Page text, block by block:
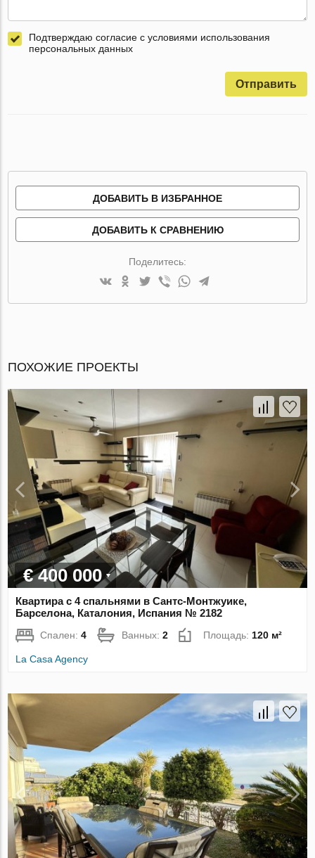
Подтверждаю согласие с условиями использования
персональных данных
Отправить
ДОБАВИТЬ В ИЗБРАННОЕ
ДОБАВИТЬ К СРАВНЕНИЮ
Поделитесь:
ПОХОЖИЕ ПРОЕКТЫ
€ 400 000
Квартира с 4 спальнями в Сантс-Монтжуике,
Барселона, Каталония, Испания № 2182
Спален:4 Ванных:2 Площадь:120 м²
La Casa Agency